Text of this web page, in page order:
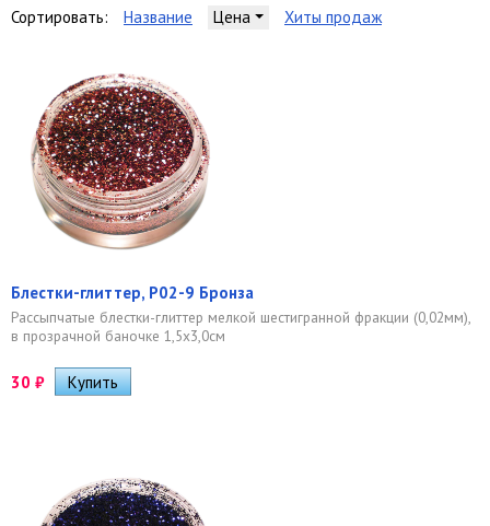
Сортировать: Название Цена Хиты продаж
Блестки-глиттер, Р02-9 Бронза
Рассыпчатые блестки-глиттер мелкой шестигранной фракции (0,02мм),
в прозрачной баночке 1,5х3,0см
30 ₽